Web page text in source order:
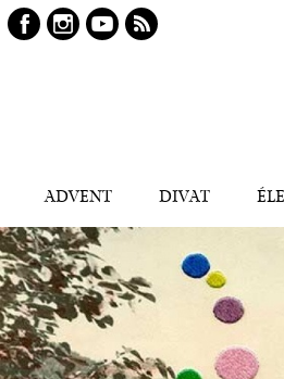
ADVENT DIVAT